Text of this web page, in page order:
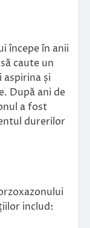
începe în anii
caute un
aspirina și
După ani de
a fost
durerilor
includ: